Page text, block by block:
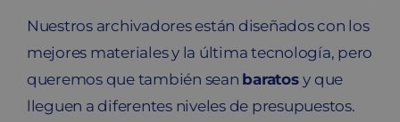
Nuestros archivadores están diseñados con los
mejores materiales y la última tecnología, pero
queremos que también sean baratosy que
lleguen a diferentes niveles de presupuestos.